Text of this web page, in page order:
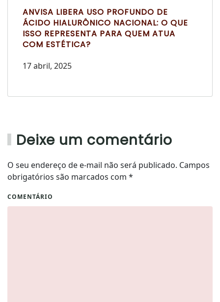
ANVISA LIBERA USO PROFUNDO DE
ÁCIDO HIALURÔNICO NACIONAL: O QUE
ISSO REPRESENTA PARA QUEM ATUA
COM ESTÉTICA?
17 abril, 2025
Deixe um comentário
O seu endereço de e-mail não será publicado. Campos
obrigatórios são marcados com *
COMENTÁRIO